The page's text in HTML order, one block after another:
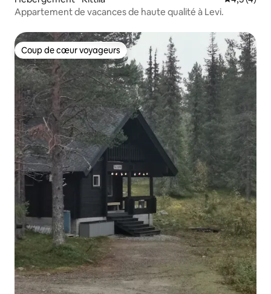
Appartement de vacances de haute qualité à Levi.
Coup de cœur voyageurs
Coup de cœur voyageurs